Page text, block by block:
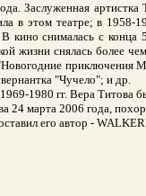
Заслуженная артистка
в этом театре; в
кино снималась с конца
жизни снялась более
"Чучело"; и др.
1980 гг. Вера Титова
24 марта 2006 года,
его автор -